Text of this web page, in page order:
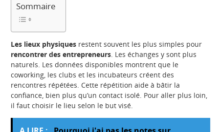
Sommaire
Les lieux physiques restent souvent les plus simples pour
rencontrer des entrepreneurs. Les échanges y sont plus
naturels. Les données disponibles montrent que le
coworking, les clubs et les incubateurs créent des
rencontres répétées. Cette répétition aide à bâtir la
confiance, bien plus qu’un contact isolé. Pour aller plus loin,
il faut choisir le lieu selon le but visé.